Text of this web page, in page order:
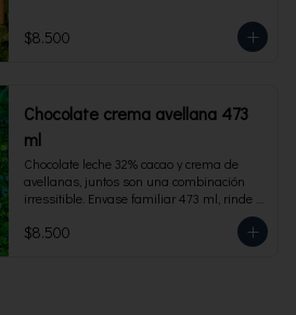
$8.500
Chocolate crema avellana 473
ml
Chocolate leche 32% cacao y crema de
avellanas, juntos son una combinación
irressitible. Envase familiar 473 ml, rinde 4
$8.500